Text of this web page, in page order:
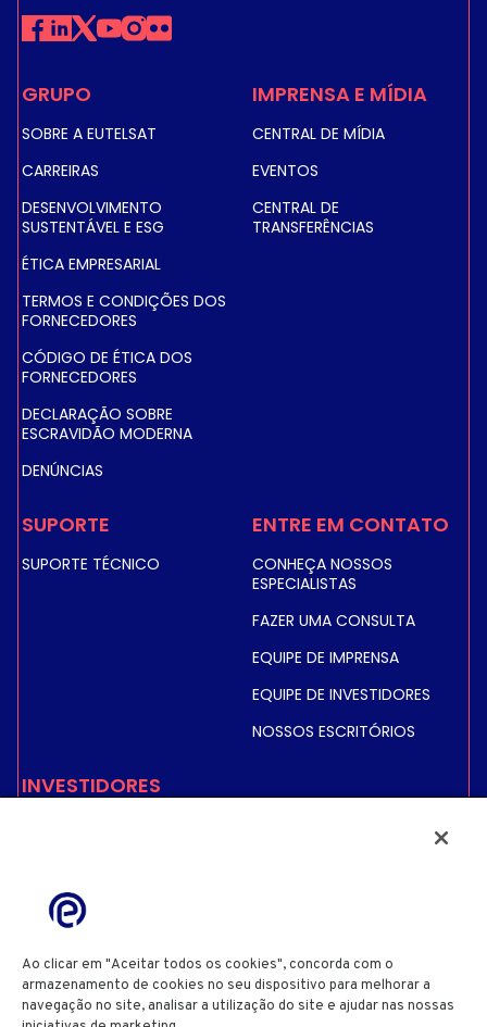
GRUPO
SOBRE A EUTELSAT
CARREIRAS
DESENVOLVIMENTO
SUSTENTÁVEL E ESG
ÉTICA EMPRESARIAL
TERMOS E CONDIÇÕES DOS
FORNECEDORES
CÓDIGO DE ÉTICA DOS
FORNECEDORES
DECLARAÇÃO SOBRE
ESCRAVIDÃO MODERNA
DENÚNCIAS
IMPRENSA E MÍDIA
CENTRAL DE MÍDIA
EVENTOS
CENTRAL DE
TRANSFERÊNCIAS
SUPORTE
SUPORTE TÉCNICO
ENTRE EM CONTATO
CONHEÇA NOSSOS
ESPECIALISTAS
FAZER UMA CONSULTA
EQUIPE DE IMPRENSA
EQUIPE DE INVESTIDORES
NOSSOS ESCRITÓRIOS
INVESTIDORES
INFORMAÇÕES
ACIONISTAS
Ao clicar em "Aceitar todos os cookies", concorda com o
armazenamento de cookies no seu dispositivo para melhorar a
navegação no site, analisar a utilização do site e ajudar nas nossas